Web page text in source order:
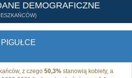
DEMOGRAFICZNE
z czego 50,3% stanowią kobiety, a